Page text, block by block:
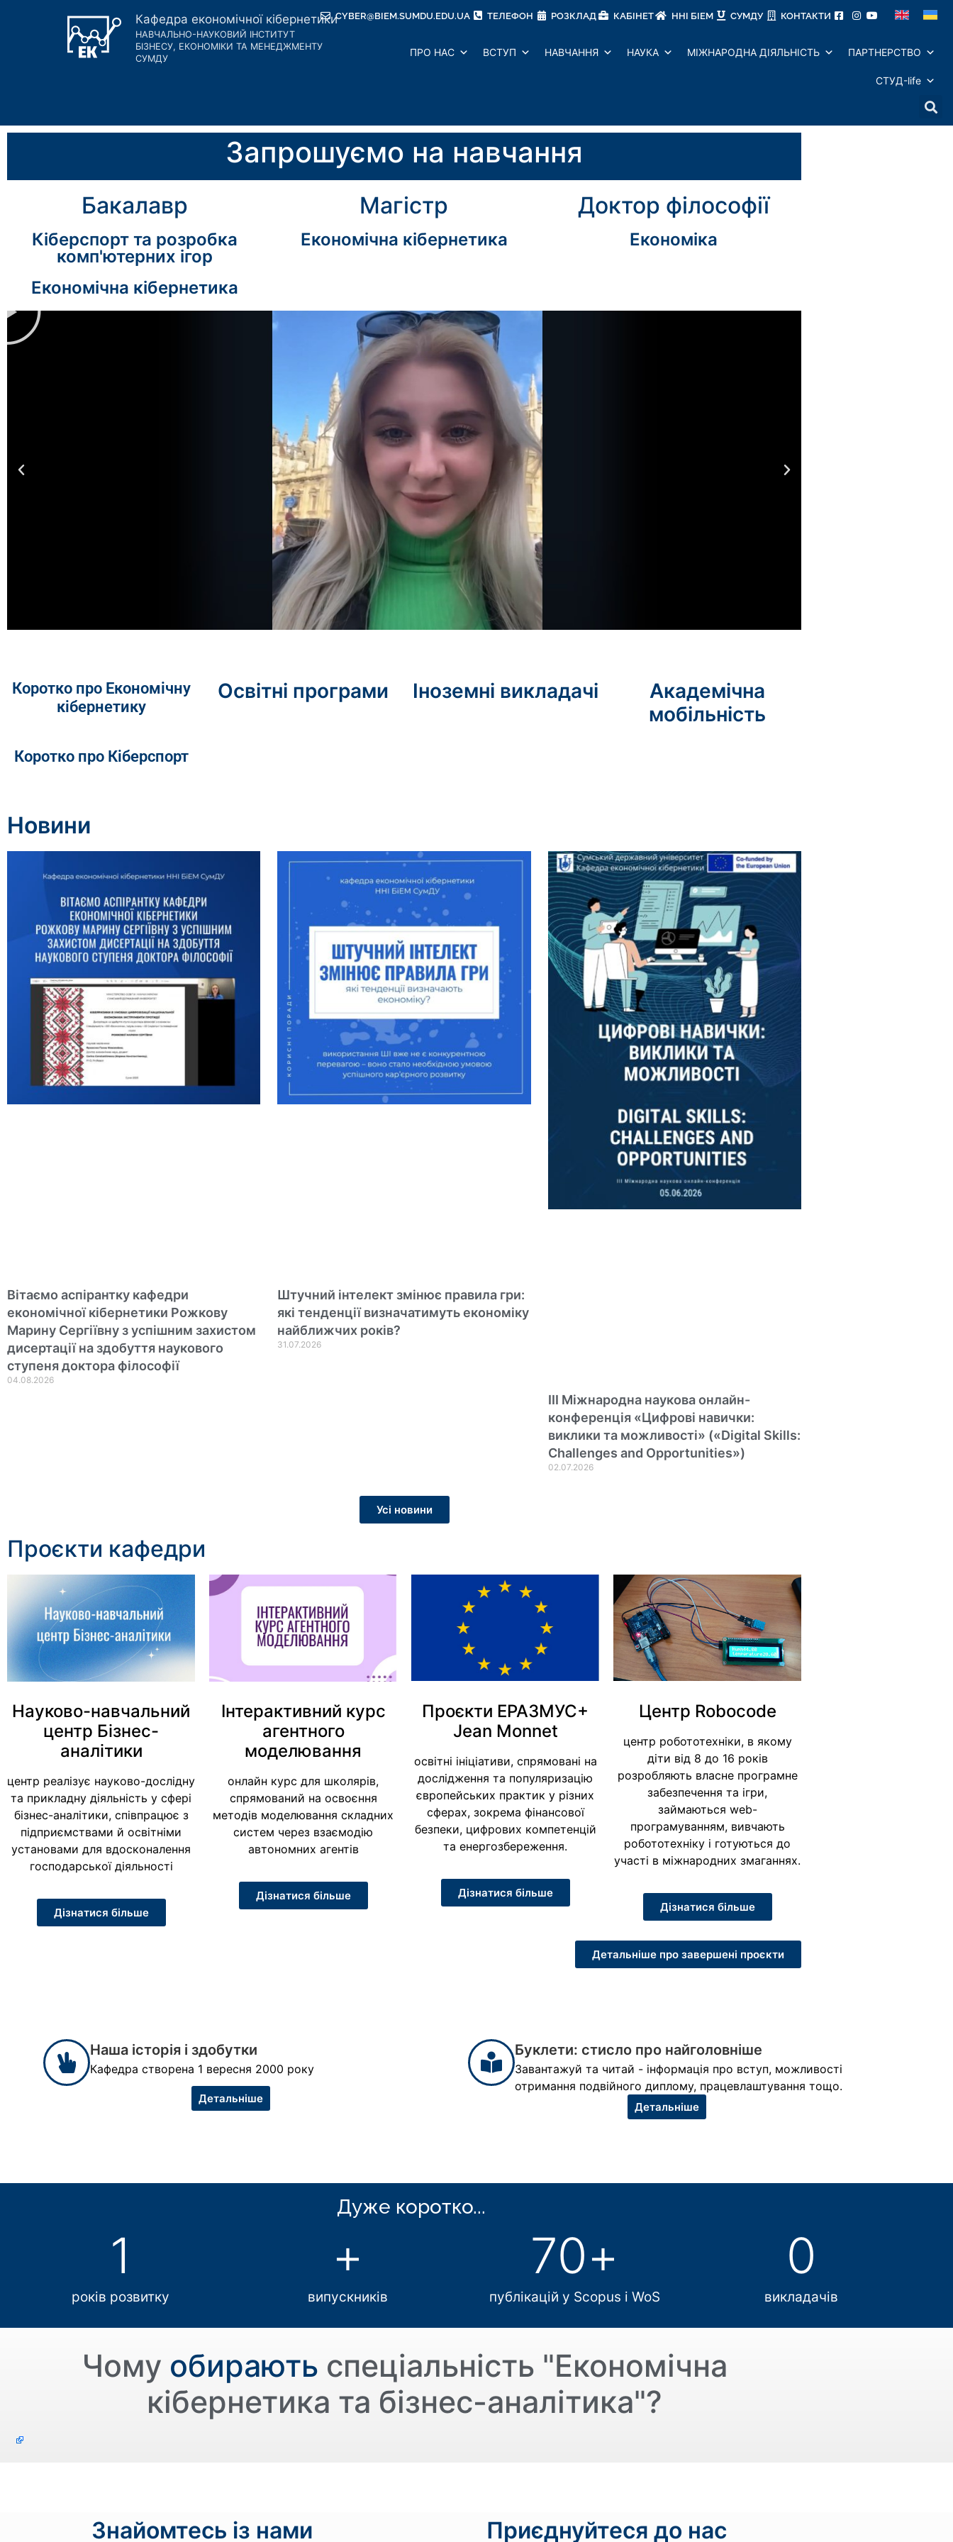
CYBER@BIEM.SUMDU.EDU.UA ТЕЛЕФОН РОЗКЛАД КАБІНЕТ ННІ БІЕМ СУМДУ КОНТАКТИ
Кафедра економічної кібернетики
НАВЧАЛЬНО-НАУКОВИЙ ІНСТИТУТ
БІЗНЕСУ, ЕКОНОМІКИ ТА МЕНЕДЖМЕНТУ
СУМДУ
ПРО НАС ВСТУП НАВЧАННЯ НАУКА МІЖНАРОДНА ДІЯЛЬНІСТЬ ПАРТНЕРСТВО
СТУД-life
Запрошуємо на навчання
Бакалавр Магістр Доктор філософії
Кіберспорт та розробка
комп'ютерних ігор
Економічна кібернетика Економіка
Економічна кібернетика
Коротко про Економічну
кібернетику
Коротко про Кіберспорт
Освітні програми Іноземні викладачі
Академічна
мобільність
Новини
Вітаємо аспірантку кафедри
економічної кібернетики Рожкову
Марину Сергіївну з успішним захистом
дисертації на здобуття наукового
ступеня доктора філософії
04.08.2026
Штучний інтелект змінює правила гри:
які тенденції визначатимуть економіку
найближчих років?
31.07.2026
III Міжнародна наукова онлайн-
конференція «Цифрові навички:
виклики та можливості» («Digital Skills:
Challenges and Opportunities»)
02.07.2026
Усі новини
Проєкти кафедри
Науково-навчальний
центр Бізнес-
аналітики
центр реалізує науково-дослідну
та прикладну діяльність у сфері
бізнес-аналітики, співпрацює з
підприємствами й освітніми
установами для вдосконалення
господарської діяльності
Дізнатися більше
Інтерактивний курс
агентного
моделювання
онлайн курс для школярів,
спрямований на освоєння
методів моделювання складних
систем через взаємодію
автономних агентів
Дізнатися більше
Проєкти ЕРАЗМУС+
Jean Monnet
освітні ініціативи, спрямовані на
дослідження та популяризацію
європейських практик у різних
сферах, зокрема фінансової
безпеки, цифрових компетенцій
та енергозбереження.
Дізнатися більше
Центр Robocode
центр робототехніки, в якому
діти від 8 до 16 років
розробляють власне програмне
забезпечення та ігри,
займаються web-
програмуванням, вивчають
робототехніку і готуються до
участі в міжнародних змаганнях.
Дізнатися більше
Детальніше про завершені проєкти
Наша історія і здобутки
Кафедра створена 1 вересня 2000 року
Детальніше
Буклети: стисло про найголовніше
Завантажуй та читай - інформація про вступ, можливості
отримання подвійного диплому, працевлаштування тощо.
Детальніше
Дуже коротко...
років розвитку
1
випускників
+
публікацій у Scopus і WoS
70+
викладачів
0
Чому обирають спеціальність "Економічна
кібернетика та бізнес-аналітика"?
Знайомтесь із нами Приєднуйтеся до нас